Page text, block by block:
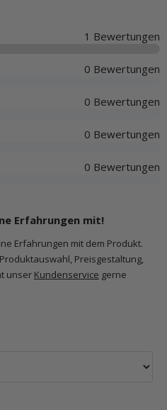
1 Bewertungen
0 Bewertungen
0 Bewertungen
0 Bewertungen
0 Bewertungen
Erfahrungen mit!
Erfahrungen mit dem Produkt.
Preisgestaltung,
unser Kundenservice gerne